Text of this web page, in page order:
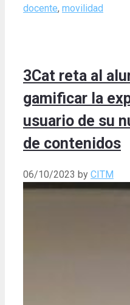
docente, movilidad
3Cat reta al
gamificar la
usuario de su
de contenidos
06/10/2023 by CITM